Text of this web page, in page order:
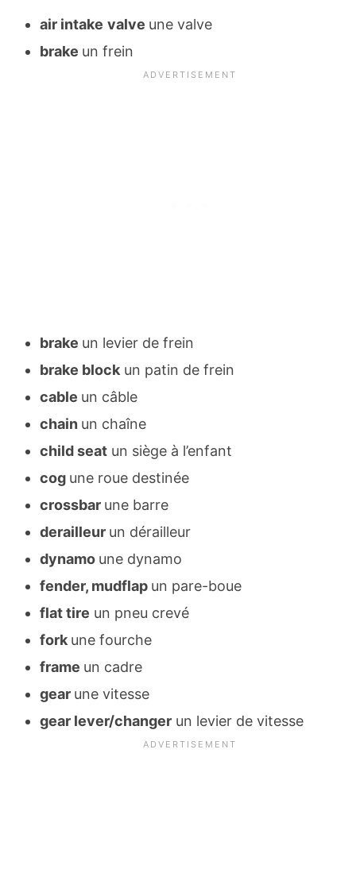
air intake valve une valve
brake un frein
brake un levier de frein
brake block un patin de frein
cable un câble
chain un chaîne
child seat un siège à l’enfant
cog une roue destinée
crossbar une barre
derailleur un dérailleur
dynamo une dynamo
fender, mudflap un pare-boue
flat tire un pneu crevé
fork une fourche
frame un cadre
gear une vitesse
gear lever/changer un levier de vitesse